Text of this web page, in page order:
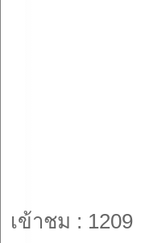
เข้าชม : 1209